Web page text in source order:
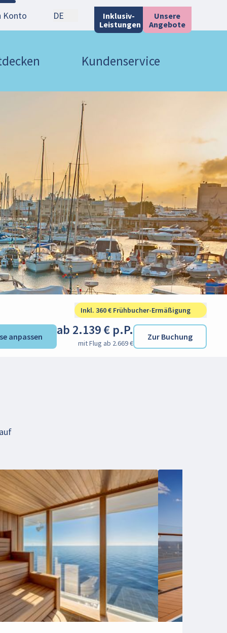
Konto DE
Inklusiv-
Leistungen
Unsere
Angebote
Kundenservice
anpassen
Inkl. 360 € Frühbucher-Ermäßigung
ab 2.139 € p.P.
mit Flug ab 2.669 €
Zur Buchung